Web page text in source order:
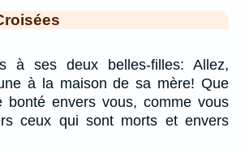
à ses deux belles-filles: Allez,
à la maison de sa mère! Que
bonté envers vous, comme vous
ceux qui sont morts et envers